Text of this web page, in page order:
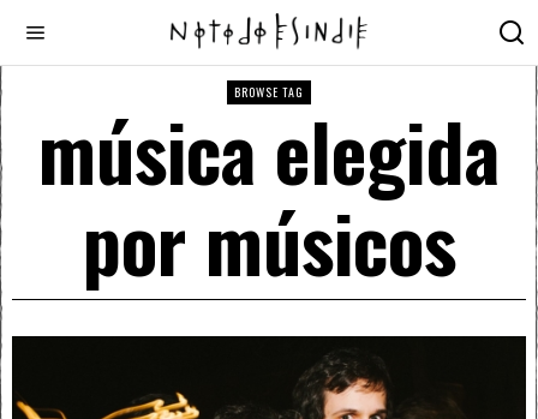
BROWSE TAG
música elegida
por músicos